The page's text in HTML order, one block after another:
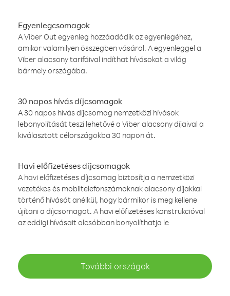
Egyenlegcsomagok
A Viber Out egyenleg hozzáadódik az egyenlegéhez,
amikor valamilyen összegben vásárol. A egyenleggel a
Viber alacsony tarifáival indíthat hívásokat a világ
bármely országába.
30 napos hívás díjcsomagok
A 30 napos hívás díjcsomag nemzetközi hívások
lebonyolítását teszi lehetővé a Viber alacsony díjaival a
kiválasztott célországokba 30 napon át.
Havi előfizetéses díjcsomagok
A havi előfizetéses díjcsomag biztosítja a nemzetközi
vezetékes és mobiltelefonszámoknak alacsony díjakkal
történő hívását anélkül, hogy bármikor is meg kellene
újítani a díjcsomagot. A havi előfizetéses konstrukcióval
az eddigi hívásait olcsóbban bonyolíthatja le
További országok